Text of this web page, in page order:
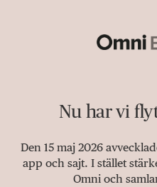
Nu har vi
Den 15 maj 2026
app och sajt. I stället
Omni och